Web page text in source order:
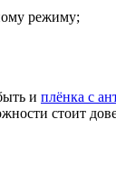
режиму;
и плёнка с
стоит